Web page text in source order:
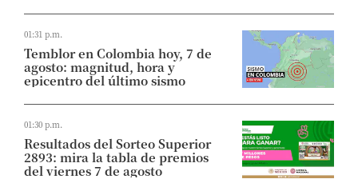
01:31 p.m.
Temblor en Colombia hoy, 7 de
agosto: magnitud, hora y
epicentro del último sismo
01:30 p.m.
Resultados del Sorteo Superior
2893: mira la tabla de premios
del viernes 7 de agosto